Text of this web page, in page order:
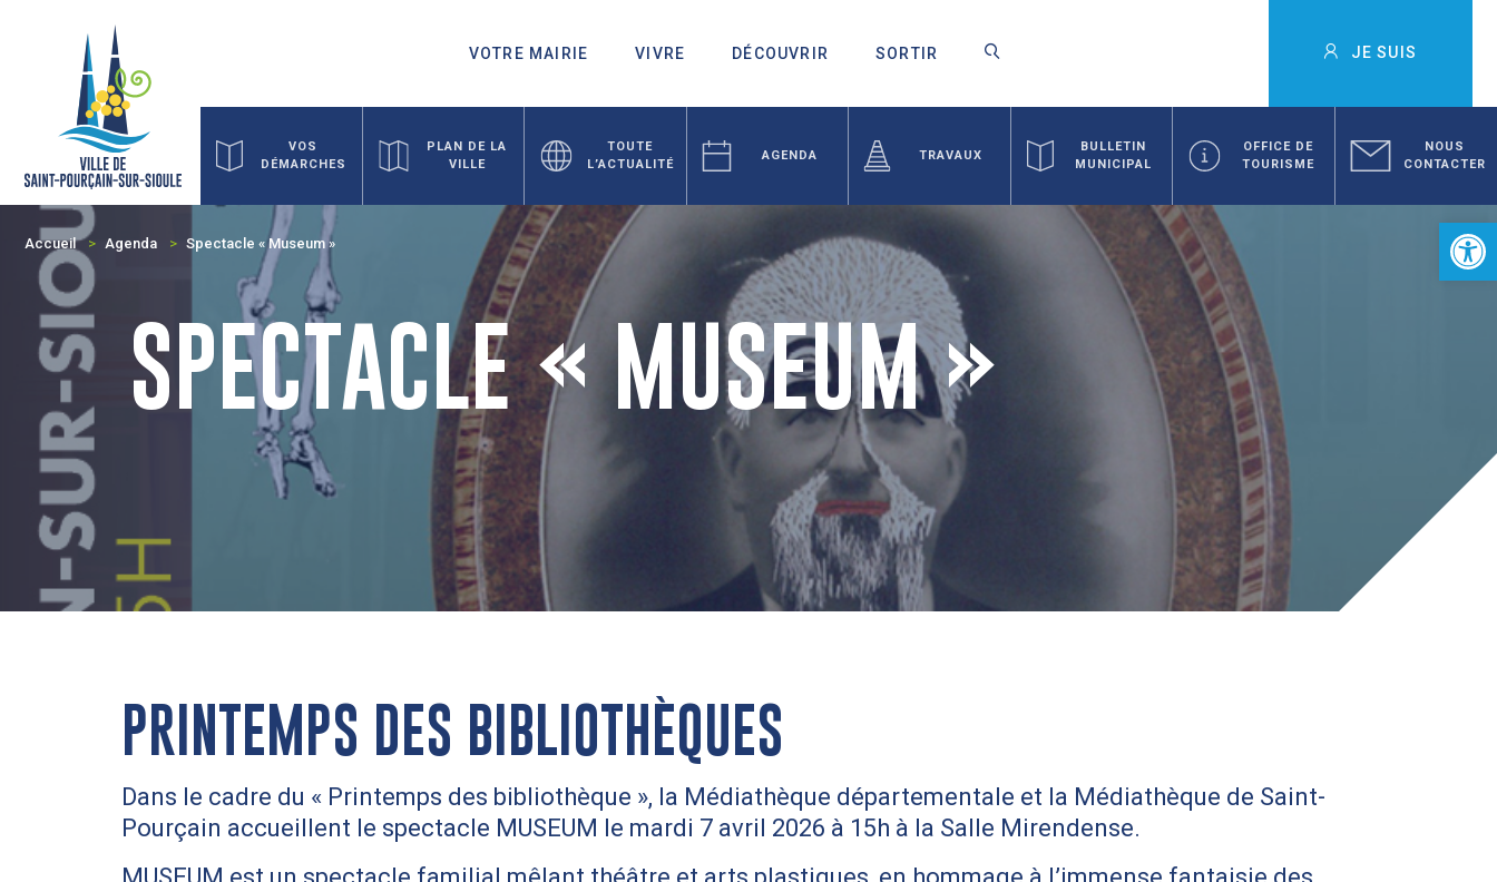
Ouvrir
VOTRE MAIRIE VIVRE DÉCOUVRIR SORTIR JE SUIS
VOS
DÉMARCHES
PLAN DE LA
VILLE
TOUTE
L’ACTUALITÉ
AGENDA TRAVAUX
BULLETIN
MUNICIPAL
OFFICE DE
TOURISME
NOUS
CONTACTER
Accueil Agenda Spectacle « Museum »
SPECTACLE « MUSEUM »
PRINTEMPS DES BIBLIOTHÈQUES
Dans le cadre du « Printemps des bibliothèque », la Médiathèque départementale et la Médiathèque de Saint-
Pourçain accueillent le spectacle MUSEUM le mardi 7 avril 2026 à 15h à la Salle Mirendense.